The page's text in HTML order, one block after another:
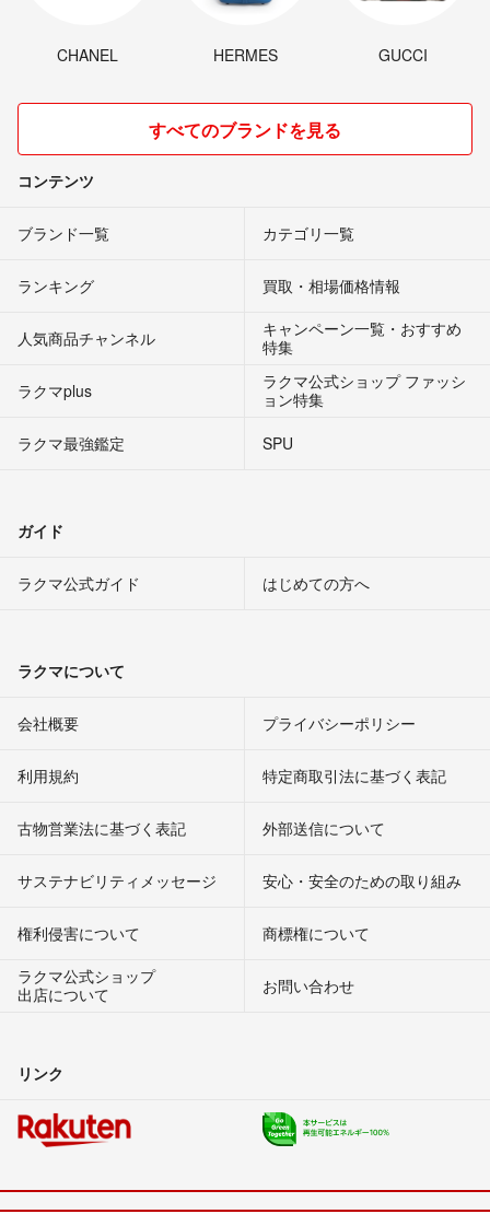
CHANEL HERMES GUCCI
すべてのブランドを見る
コンテンツ
ブランド一覧 カテゴリ一覧
ランキング 買取・相場価格情報
人気商品チャンネル
キャンペーン一覧・おすすめ
特集
ラクマplus
ラクマ公式ショップ ファッシ
ョン特集
ラクマ最強鑑定
SPU
ガイド
ラクマ公式ガイド はじめての方へ
ラクマについて
会社概要 プライバシーポリシー
利用規約 特定商取引法に基づく表記
古物営業法に基づく表記 外部送信について
サステナビリティメッセージ 安心・安全のための取り組み
権利侵害について
商標権について
ラクマ公式ショップ
出店について
お問い合わせ
リンク